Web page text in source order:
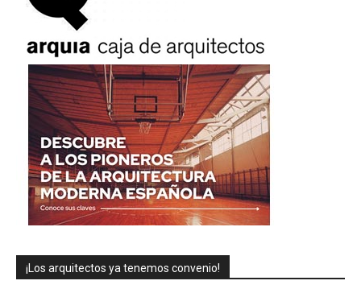
¡Los arquitectos ya tenemos convenio!